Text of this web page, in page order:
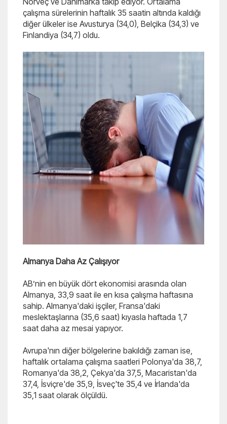
çalışma sürelerinin haftalık 35 saatin altında kaldığı
diğer ülkeler ise Avusturya (34,0), Belçika (34,3) ve
Finlandiya (34,7) oldu.
Almanya Daha Az Çalışıyor
AB’nin en büyük dört ekonomisi arasında olan
Almanya, 33,9 saat ile en kısa çalışma haftasına
sahip. Almanya'daki işçiler, Fransa'daki
meslektaşlarına (35,6 saat) kıyasla haftada 1,7
saat daha az mesai yapıyor.
Avrupa'nın diğer bölgelerine bakıldığı zaman ise,
haftalık ortalama çalışma saatleri Polonya'da 38,7,
Romanya'da 38,2, Çekya'da 37,5, Macaristan'da
37,4, İsviçre'de 35,9, İsveç'te 35,4 ve İrlanda'da
35,1 saat olarak ölçüldü.